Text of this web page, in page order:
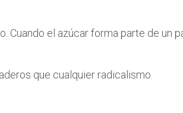
Cuando el azúcar forma parte de un
que cualquier radicalismo.